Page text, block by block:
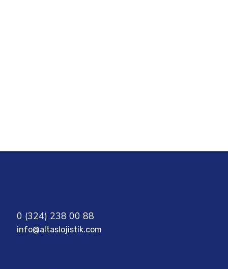
0 (324) 238 00 88
info@altaslojistik.com